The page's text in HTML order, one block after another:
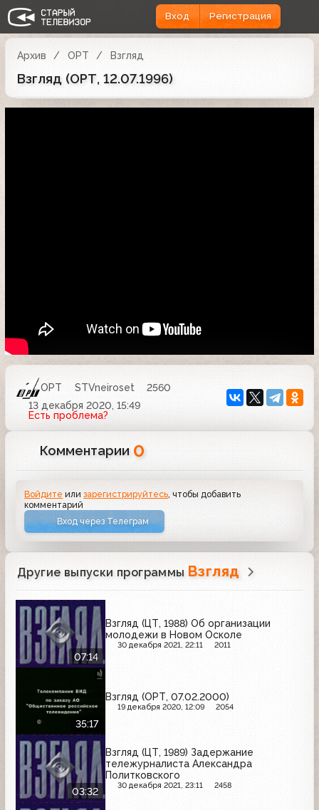
Вход Регистрация
Архив ОРТ Взгляд
Взгляд (ОРТ, 12.07.1996)
ОРТ STVneiroset
2560
13 декабря 2020, 15:49
Есть проблема?
Комментарии 0
Войдите илизарегистрируйтесь , чтобы добавить
комментарий
Вход через Телеграм
Другие выпуски программы Взгляд
07:14
Взгляд (ЦТ, 1988) Об организации
молодежи в Новом Осколе
30 декабря 2021, 22:11 2011
35:17
Взгляд (ОРТ, 07.02.2000)
19 декабря 2020, 12:09 2054
03:32
Взгляд (ЦТ, 1989) Задержание
тележурналиста Александра
Политковского
30 декабря 2021, 23:11 2458